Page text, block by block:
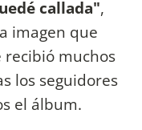
callada",
imagen que
muchos
los seguidores
el álbum.